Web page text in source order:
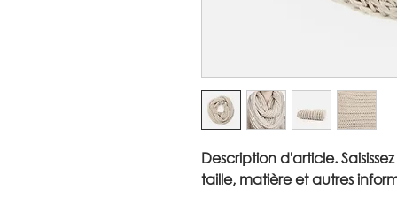
Description d'article.
taille, matière et autres